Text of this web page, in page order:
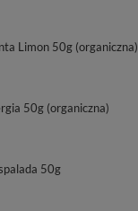
Limon 50g (organiczna)
50g (organiczna)
50g